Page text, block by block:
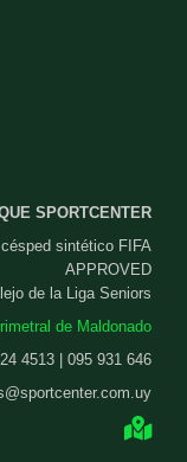
SPORTCENTER
sintético FIFA
APPROVED
de la Liga Seniors
de Maldonado
4513 | 095 931 646